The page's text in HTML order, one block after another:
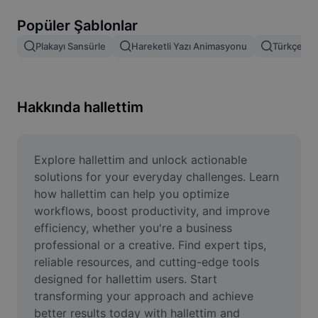
Resim birleştirme
Resmi Yeniden Boyutlandırma
Mizah Görseli Oluşturucu
AI Text Remover
AI People Remover
AI Inpainting
Face Cutout
Popüler Şablonlar
Plakayı Sansürle Hareketli Yazı Animasyonu Türkçe
Hakkında hallettim
Explore hallettim and unlock actionable
solutions for your everyday challenges. Learn
how hallettim can help you optimize
workflows, boost productivity, and improve
efficiency, whether you're a business
professional or a creative. Find expert tips,
reliable resources, and cutting-edge tools
designed for hallettim users. Start
transforming your approach and achieve
better results today with hallettim and